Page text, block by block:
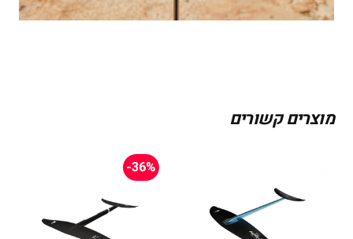
מוצרים קשורים
-36%